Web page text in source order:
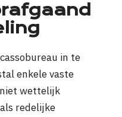
in te
enkele vaste
wettelijk
redelijke